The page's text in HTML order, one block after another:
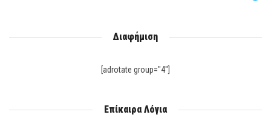
Διαφήμιση
[adrotate group="4"]
Επίκαιρα Λόγια